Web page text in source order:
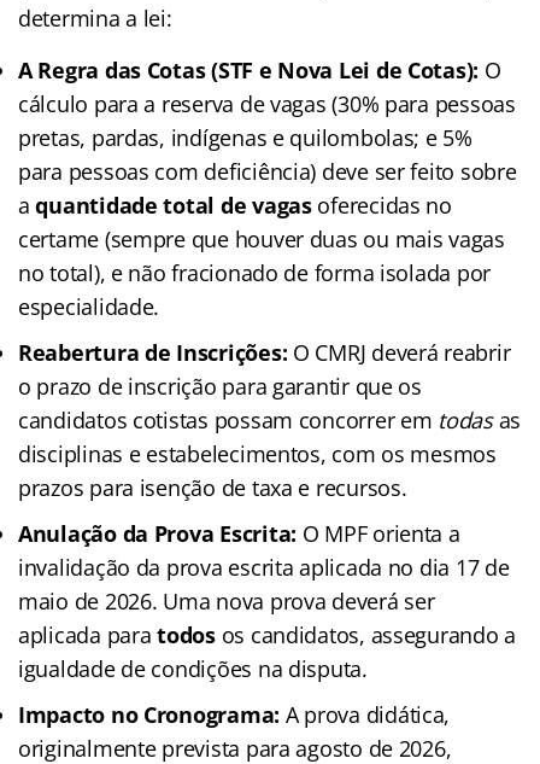
determina a lei:
A Regra das Cotas (STF e Nova Lei de Cotas): O
cálculo para a reserva de vagas (30% para pessoas
pretas, pardas, indígenas e quilombolas; e 5%
para pessoas com deficiência) deve ser feito sobre
aquantidade total de vagasoferecidas no
certame (sempre que houver duas ou mais vagas
no total), e não fracionado de forma isolada por
especialidade.
Reabertura de Inscrições: O CMRJ deverá reabrir
o prazo de inscrição para garantir que os
candidatos cotistas possam concorrer em todasas
disciplinas e estabelecimentos, com os mesmos
prazos para isenção de taxa e recursos.
Anulação da Prova Escrita: O MPF orienta a
invalidação da prova escrita aplicada no dia 17 de
maio de 2026. Uma nova prova deverá ser
aplicada paratodosos candidatos, assegurando a
igualdade de condições na disputa.
Impacto no Cronograma: A prova didática,
originalmente prevista para agosto de 2026,